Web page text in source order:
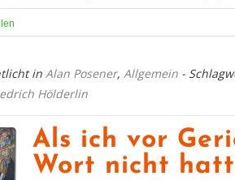
in Alan Posener, Allgemein -
Hölderlin
Als ich vor
Wort nicht